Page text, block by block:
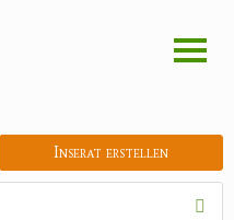
Inserat erstellen